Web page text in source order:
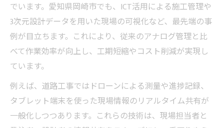
でいます。愛知県岡崎市でも、ICT活用による施工管理や
3次元設計データを用いた現場の可視化など、最先端の事
例が目立ちます。これにより、従来のアナログ管理と比
べて作業効率が向上し、工期短縮やコスト削減が実現し
ています。
例えば、道路工事ではドローンによる測量や進捗記録、
タブレット端末を使った現場情報のリアルタイム共有が
一般化しつつあります。これらの技術は、現場担当者と